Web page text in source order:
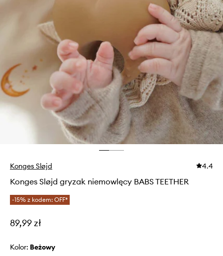
Konges Sløjd 4.4
Konges Sløjd gryzak niemowlęcy BABS TEETHER
-15% z kodem: OFF*
89,99 zł
Kolor: beżowy